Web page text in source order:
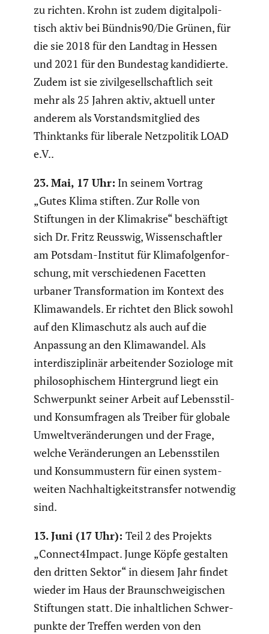
zu richten. Krohn ist zudem digital­po­li­
tisch aktiv bei Bündnis90/Die Grünen, für
die sie 2018 für den Landtag in Hessen
und 2021 für den Bundestag kandi­dierte.
Zudem ist sie zivil­ge­sell­schaft­lich seit
mehr als 25 Jahren aktiv, aktuell unter
anderem als Vorstands­mit­glied des
Thinktanks für liberale Netzpo­litik LOAD
e.V..
23. Mai, 17 Uhr: In seinem Vortrag
„Gutes Klima stiften. Zur Rolle von
Stiftungen in der Klima­krise“ beschäf­tigt
sich Dr. Fritz Reusswig, Wissen­schaftler
am Potsdam-Institut für Klima­fol­gen­for­
schung, mit verschie­denen Facetten
urbaner Trans­for­ma­tion im Kontext des
Klima­wan­dels. Er richtet den Blick sowohl
auf den Klima­schutz als auch auf die
Anpassung an den Klima­wandel. Als
inter­dis­zi­plinär arbei­tender Soziologe mit
philo­so­phi­schem Hinter­grund liegt ein
Schwer­punkt seiner Arbeit auf Lebens­stil-
und Konsum­fragen als Treiber für globale
Umwelt­ver­än­de­rungen und der Frage,
welche Verän­de­rungen an Lebens­stilen
und Konsum­mus­tern für einen system­
weiten Nachhal­tig­keits­transfer notwendig
sind.
13. Juni (17 Uhr): Teil 2 des Projekts
„Connect4Impact. Junge Köpfe gestalten
den dritten Sektor“ in diesem Jahr findet
wieder im Haus der Braun­schwei­gi­schen
Stiftungen statt. Die inhalt­li­chen Schwer­
punkte der Treffen werden von den